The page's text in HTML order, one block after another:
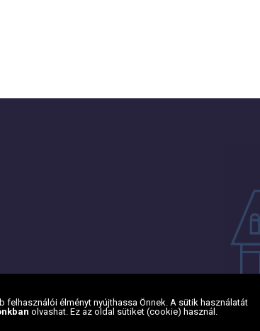
élményt nyújthassa Önnek. A sütik használatát
olvashat. Ez az oldal sütiket (cookie) használ.